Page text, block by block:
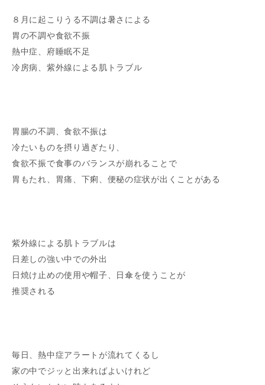
８月に起こりうる不調は暑さによる
胃の不調や食欲不振
熱中症、府睡眠不足
冷房病、紫外線による肌トラブル
胃腸の不調、食欲不振は
冷たいものを摂り過ぎたり、
食欲不振で食事のバランスが崩れることで
胃もたれ、胃痛、下痢、便秘の症状が出くことがある
紫外線による肌トラブルは
日差しの強い中での外出
日焼け止めの使用や帽子、日傘を使うことが
推奨される
毎日、熱中症アラートが流れてくるし
家の中でジッと出来ればよいけれど